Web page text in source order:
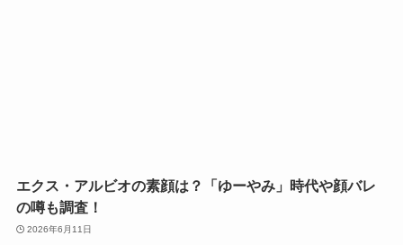
エクス・アルビオの素顔は？「ゆーやみ」時代や顔バレ
の噂も調査！
2026年6月11日